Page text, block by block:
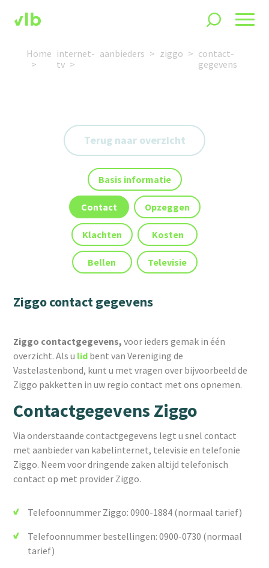
Home internet-
tv
aanbieders ziggo
contact-
gegevens
Terug naar overzicht
Basis informatie
Contact Opzeggen
Klachten Kosten
Bellen Televisie
Ziggo contact gegevens
Ziggo contactgegevens, voor ieders gemak in één
overzicht. Als u lid bent van Vereniging de
Vastelastenbond, kunt u met vragen over bijvoorbeeld de
Ziggo pakketten in uw regio contact met ons opnemen.
Contactgegevens Ziggo
Via onderstaande contactgegevens legt u snel contact
met aanbieder van kabelinternet, televisie en telefonie
Ziggo. Neem voor dringende zaken altijd telefonisch
contact op met provider Ziggo.
Telefoonnummer Ziggo: 0900-1884 (normaal tarief)
Telefoonnummer bestellingen: 0900-0730 (normaal
tarief)